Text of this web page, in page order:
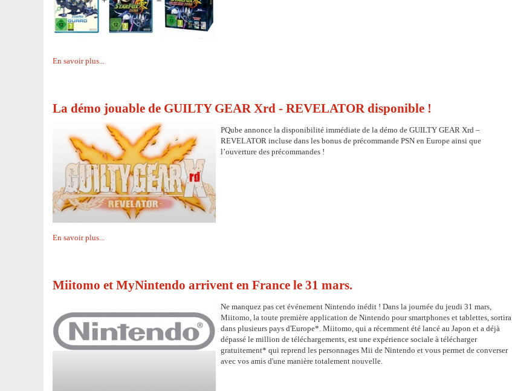
En savoir plus...
La démo jouable de GUILTY GEAR Xrd - REVELATOR disponible !
PQube annonce la disponibilité immédiate de la démo de GUILTY GEAR Xrd –
REVELATOR incluse dans les bonus de précommande PSN en Europe ainsi que
l’ouverture des précommandes !
En savoir plus...
Miitomo et MyNintendo arrivent en France le 31 mars.
Ne manquez pas cet événement Nintendo inédit ! Dans la journée du jeudi 31 mars,
Miitomo, la toute première application de Nintendo pour smartphones et tablettes, sortira
dans plusieurs pays d'Europe*. Miitomo, qui a récemment été lancé au Japon et a déjà
dépassé le million de téléchargements, est une expérience sociale à télécharger
gratuitement* qui reprend les personnages Mii de Nintendo et vous permet de converser
avec vos amis d'une manière totalement nouvelle.